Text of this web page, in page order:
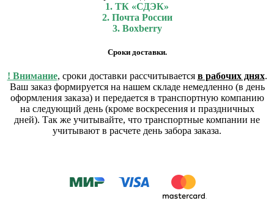
1. ТК «СДЭК»
2. Почта России
3. Boxberry
Сроки доставки.
! Внимание, сроки доставки рассчитывается в рабочих днях.
Ваш заказ формируется на нашем складе немедленно (в день
оформления заказа) и передается в транспортную компанию
на следующий день (кроме воскресения и праздничных
дней). Так же учитывайте, что транспортные компании не
учитывают в расчете день забора заказа.